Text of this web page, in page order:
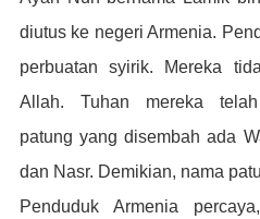
diutus ke negeri Armenia. P
perbuatan syirik. Mereka
Allah. Tuhan mereka
patung yang disembah ada
dan Nasr. Demikian, nama
Penduduk Armenia